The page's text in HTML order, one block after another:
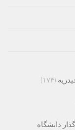
(۱۷۴)
دانشگاه